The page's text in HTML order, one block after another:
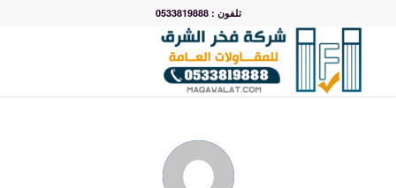
تلفون : 0533819888